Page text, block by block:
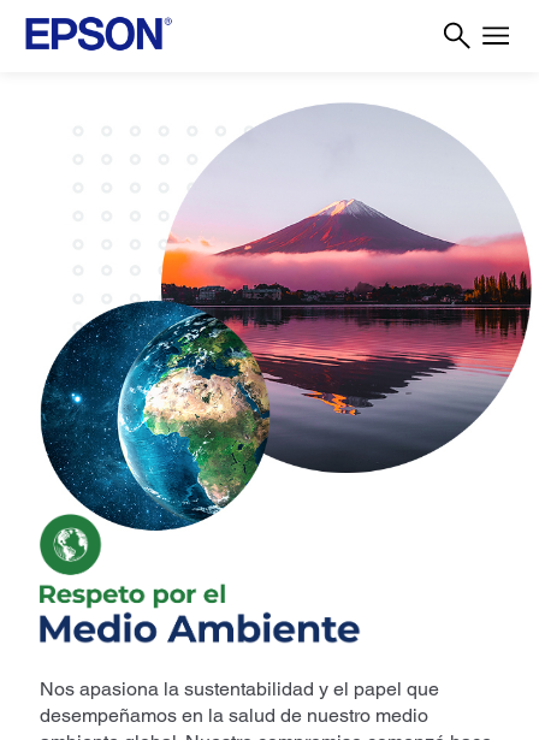
Nos apasiona la sustentabilidad y el papel que
desempeñamos en la salud de nuestro medio